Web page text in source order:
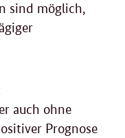
sind möglich,
auch ohne
Prognose